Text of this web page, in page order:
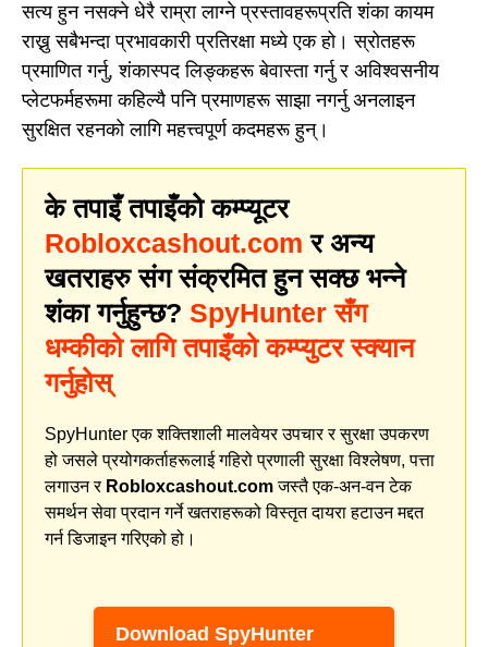
सत्य हुन नसक्ने धेरै राम्रा लाग्ने प्रस्तावहरूप्रति शंका कायम
राख्नु सबैभन्दा प्रभावकारी प्रतिरक्षा मध्ये एक हो। स्रोतहरू
प्रमाणित गर्नु, शंकास्पद लिङ्कहरू बेवास्ता गर्नु र अविश्वसनीय
प्लेटफर्महरूमा कहिल्यै पनि प्रमाणहरू साझा नगर्नु अनलाइन
सुरक्षित रहनको लागि महत्त्वपूर्ण कदमहरू हुन्।
के तपाइँ तपाइँको कम्प्यूटर
Robloxcashout.com र अन्य
खतराहरु संग संक्रमित हुन सक्छ भन्ने
शंका गर्नुहुन्छ? SpyHunter सँग
धम्कीको लागि तपाइँको कम्प्युटर स्क्यान
गर्नुहोस्
SpyHunter एक शक्तिशाली मालवेयर उपचार र सुरक्षा उपकरण
हो जसले प्रयोगकर्ताहरूलाई गहिरो प्रणाली सुरक्षा विश्लेषण, पत्ता
लगाउन र Robloxcashout.comजस्तै एक-अन-वन टेक
समर्थन सेवा प्रदान गर्ने खतराहरूको विस्तृत दायरा हटाउन मद्दत
गर्न डिजाइन गरिएको हो।
Download SpyHunter